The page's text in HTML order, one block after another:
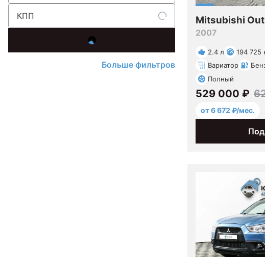
КПП
Больше фильтров
Mitsubishi
2007
2.4 л 194 725
Вариатор
Полный
529 000 ₽
от 6 672 ₽/мес.